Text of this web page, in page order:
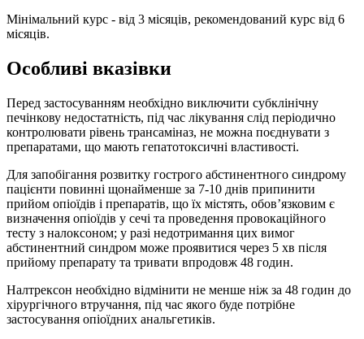
Мінімальний курс - від 3 місяців, рекомендований курс від 6
місяців.
Особливі вказівки
Перед застосуванням необхідно виключити субклінічну
печінкову недостатність, під час лікування слід періодично
контролювати рівень трансаміназ, не можна поєднувати з
препаратами, що мають гепатотоксичні властивості.
Для запобігання розвитку гострого абстинентного синдрому
пацієнти повинні щонайменше за 7-10 днів припинити
прийом опіоїдів і препаратів, що їх містять, обов’язковим є
визначення опіоїдів у сечі та проведення провокаційного
тесту з налоксоном; у разі недотримання цих вимог
абстинентний синдром може проявитися через 5 хв після
прийому препарату та тривати впродовж 48 годин.
Налтрексон необхідно відмінити не менше ніж за 48 годин до
хірургічного втручання, під час якого буде потрібне
застосування опіоїдних анальгетиків.